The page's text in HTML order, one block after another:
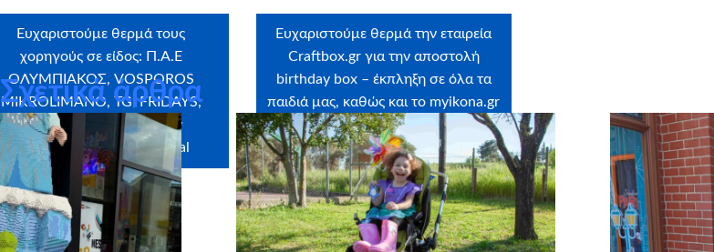
Ευχαριστούμε θερμά τους
χορηγούς σε είδος: Π.Α.Ε
ΟΛΥΜΠΙΑΚΟΣ, VOSPOROS
MIKROLIMANO, TGI FRIDAYS,
BLUE STAR, Απολλώνιον
Βριλήσσια, Intercontinental
Ευχαριστούμε θερμά την εταιρεία
Craftbox.grγια την αποστολή
birthday box – έκπληξη σε όλα τα
παιδιά μας, καθώς και το myikona.gr
για τη χορηγία όλων των
προσωποποιημένων
φωτογραφικών άλμπουμ των
παιδιών μας!
Σχετικά άρθρα